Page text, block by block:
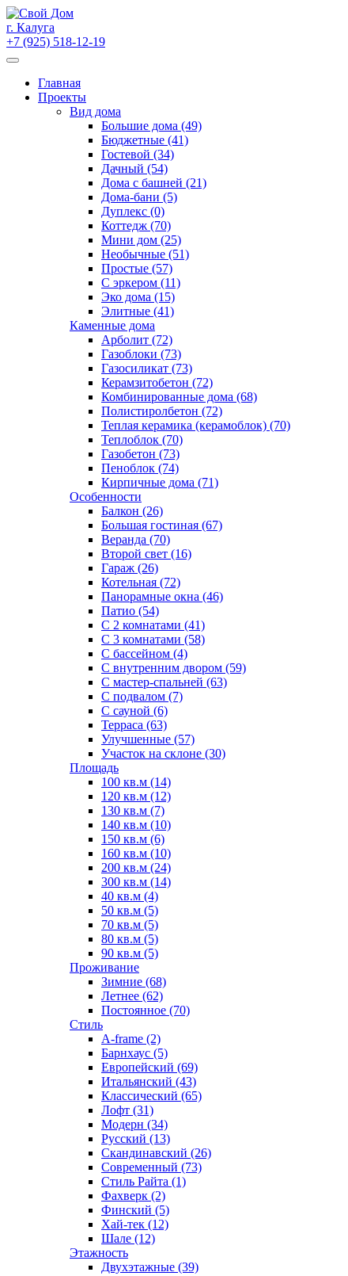
Skip
to
content
г. Калуга
+7 (925) 518-12-19
Главная
Проекты
Вид дома
Большие дома (49)
Бюджетные (41)
Гостевой (34)
Дачный (54)
Дома с башней (21)
Дома-бани (5)
Дуплекс (0)
Коттедж (70)
Мини дом (25)
Необычные (51)
Простые (57)
С эркером (11)
Эко дома (15)
Элитные (41)
Каменные дома
Арболит (72)
Газоблоки (73)
Газосиликат (73)
Керамзитобетон (72)
Комбинированные дома (68)
Полистиролбетон (72)
Теплая керамика (керамоблок) (70)
Теплоблок (70)
Газобетон (73)
Пеноблок (74)
Кирпичные дома (71)
Особенности
Балкон (26)
Большая гостиная (67)
Веранда (70)
Второй свет (16)
Гараж (26)
Котельная (72)
Панорамные окна (46)
Патио (54)
С 2 комнатами (41)
С 3 комнатами (58)
С бассейном (4)
С внутренним двором (59)
С мастер-спальней (63)
С подвалом (7)
С сауной (6)
Терраса (63)
Улучшенные (57)
Участок на склоне (30)
Площадь
100 кв.м (14)
120 кв.м (12)
130 кв.м (7)
140 кв.м (10)
150 кв.м (6)
160 кв.м (10)
200 кв.м (24)
300 кв.м (14)
40 кв.м (4)
50 кв.м (5)
70 кв.м (5)
80 кв.м (5)
90 кв.м (5)
Проживание
Зимние (68)
Летнее (62)
Постоянное (70)
Стиль
A-frame (2)
Барнхаус (5)
Европейский (69)
Итальянский (43)
Классический (65)
Лофт (31)
Модерн (34)
Русский (13)
Скандинавский (26)
Современный (73)
Стиль Райта (1)
Фахверк (2)
Финский (5)
Хай-тек (12)
Шале (12)
Этажность
Двухэтажные (39)